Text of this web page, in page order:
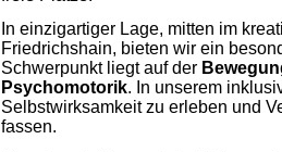
In einzigartiger Lage, mitten im
Friedrichshain, bieten wir ein
Schwerpunkt liegt auf der
Psychomotorik. In unserem
Selbstwirksamkeit zu erleben und
fassen.